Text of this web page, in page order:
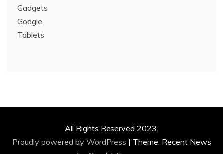
Gadgets
Google
Tablets
All Rights Reserved 2023.
Proudly powered by WordPress | Theme: Recent News